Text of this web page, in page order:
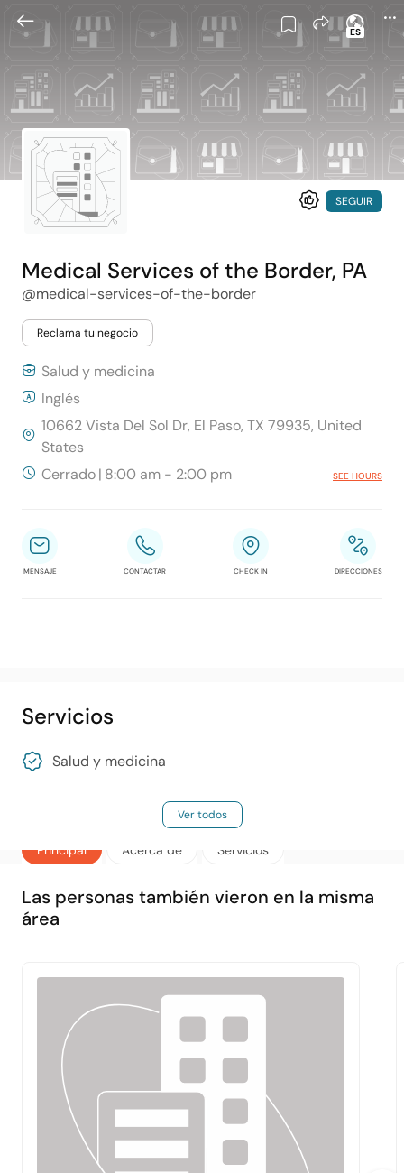
ES
SEGUIR
Medical Services of the Border, PA
@medical-services-of-the-border
Reclama tu negocio
Salud y medicina
Inglés
10662 Vista Del Sol Dr, El Paso, TX 79935, United
States
Cerrado| 8:00 am - 2:00 pm SEE HOURS
MENSAJE CONTACTAR CHECK IN DIRECCIONES
Principal Acerca de Servicios
Servicios
Salud y medicina
Ver todos
Las personas también vieron en la misma
área